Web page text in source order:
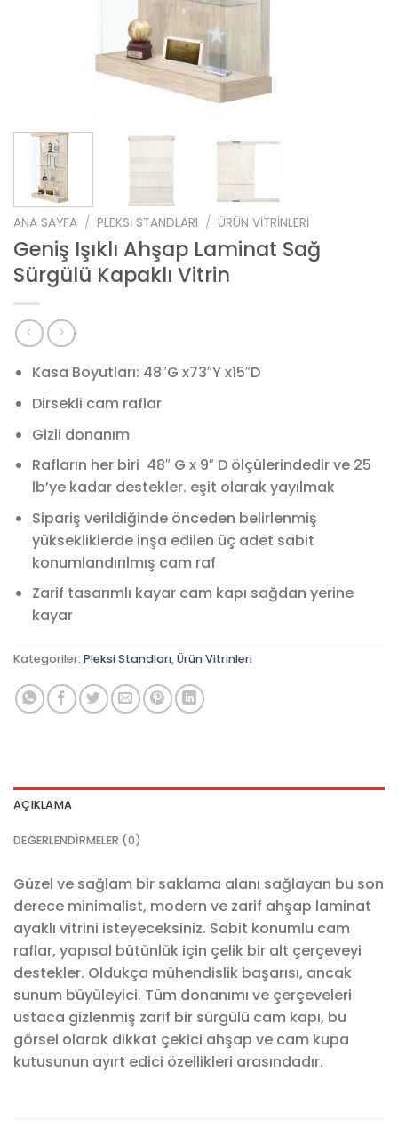
ANA SAYFA / PLEKSI STANDLARI / ÜRÜN VITRINLERI
Geniş Işıklı Ahşap Laminat Sağ
Sürgülü Kapaklı Vitrin
Kasa Boyutları: 48″G x73″Y x15″D
Dirsekli cam raflar
Gizli donanım
Rafların her biri 48″ G x 9″ D ölçülerindedir ve 25
lb’ye kadar destekler. eşit olarak yayılmak
Sipariş verildiğinde önceden belirlenmiş
yüksekliklerde inşa edilen üç adet sabit
konumlandırılmış cam raf
Zarif tasarımlı kayar cam kapı sağdan yerine
kayar
Kategoriler: Pleksi Standları,Ürün Vitrinleri
AÇIKLAMA
DEĞERLENDIRMELER (0)
Güzel ve sağlam bir saklama alanı sağlayan bu son
derece minimalist, modern ve zarif ahşap laminat
ayaklı vitrini isteyeceksiniz. Sabit konumlu cam
raflar, yapısal bütünlük için çelik bir alt çerçeveyi
destekler. Oldukça mühendislik başarısı, ancak
sunum büyüleyici. Tüm donanımı ve çerçeveleri
ustaca gizlenmiş zarif bir sürgülü cam kapı, bu
görsel olarak dikkat çekici ahşap ve cam kupa
kutusunun ayırt edici özellikleri arasındadır.